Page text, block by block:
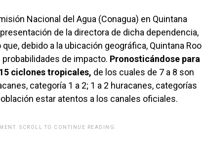
Nacional del Agua (Conagua) en Quintana
de la directora de dicha dependencia,
debido a la ubicación geográfica, Quintana Roo
de impacto. Pronosticándose para
ciclones tropicales, de los cuales de 7 a 8 son
categoría 1 a 2; 1 a 2 huracanes, categorías
estar atentos a los canales oficiales.
SCROLL TO CONTINUE READING.